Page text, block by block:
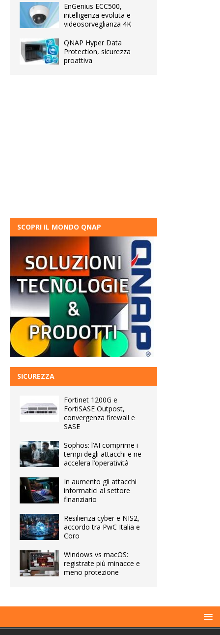
EnGenius ECC500,
intelligenza evoluta e
videosorveglianza 4K
QNAP Hyper Data
Protection, sicurezza
proattiva
SCOPRI IL MONDO QNAP
SICUREZZA
Fortinet 1200G e
FortiSASE Outpost,
convergenza firewall e
SASE
Sophos: l’AI comprime i
tempi degli attacchi e ne
accelera l’operatività
In aumento gli attacchi
informatici al settore
finanziario
Resilienza cyber e NIS2,
accordo tra PwC Italia e
Coro
Windows vs macOS:
registrate più minacce e
meno protezione